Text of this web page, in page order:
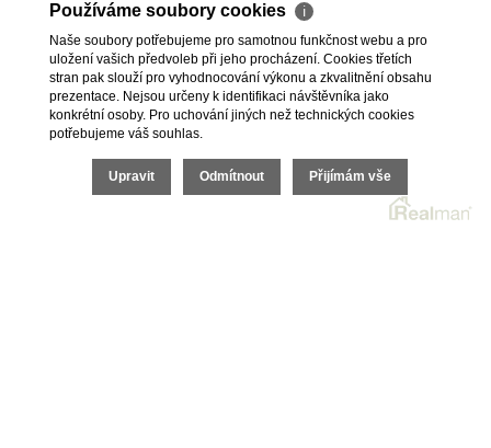
Poloha objektu
V bloku
Datum nastěhování
Ihned
2026 © HomeGo.cz, všechna práva vyhrazena |Cookies
Realitní SWRealman
Používáme soubory cookies ℹ
Naše soubory potřebujeme pro samotnou funkčnost webu a pro
uložení vašich předvoleb při jeho procházení. Cookies třetích
stran pak slouží pro vyhodnocování výkonu a zkvalitnění obsahu
prezentace. Nejsou určeny k identifikaci návštěvníka jako
konkrétní osoby. Pro uchování jiných než technických cookies
potřebujeme váš souhlas.
Upravit Odmítnout Přijímám vše